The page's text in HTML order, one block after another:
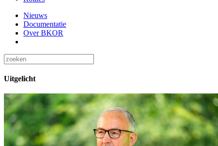
Nieuws
Documentatie
Over BKOR
Uitgelicht